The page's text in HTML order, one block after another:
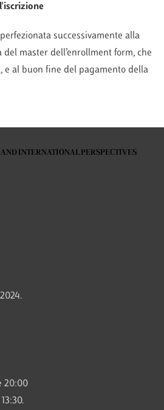
successivamente alla
master dell’enrollment form, che
e al buon fine del pagamento della
INTERNATIONAL PERSPECTIVES
20:00